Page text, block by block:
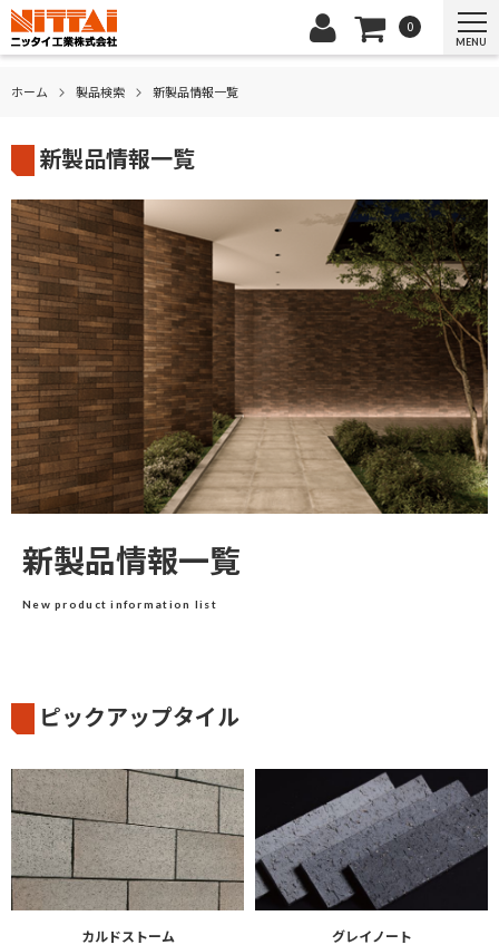
0
MENU
ホーム 製品検索 新製品情報一覧
新製品情報一覧
新製品情報一覧
New product information list
ピックアップタイル
カルドストーム グレイノート